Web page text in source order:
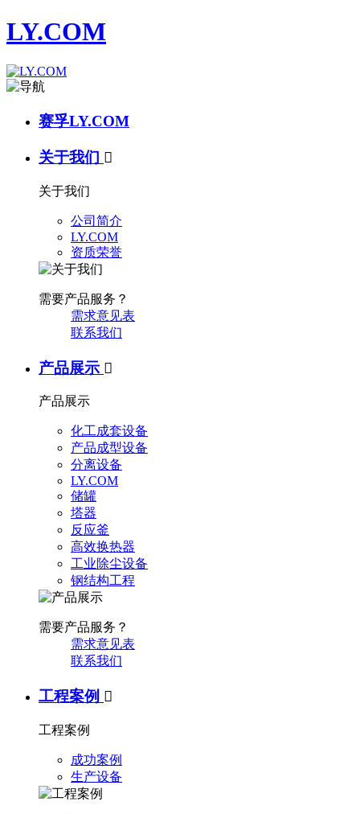
LY.COM
赛孚LY.COM
关于我们 
关于我们
公司简介
LY.COM
资质荣誉
需要产品服务？
需求意见表
联系我们
产品展示 
产品展示
化工成套设备
产品成型设备
分离设备
LY.COM
储罐
塔器
反应釜
高效换热器
工业除尘设备
钢结构工程
需要产品服务？
需求意见表
联系我们
工程案例 
工程案例
成功案例
生产设备